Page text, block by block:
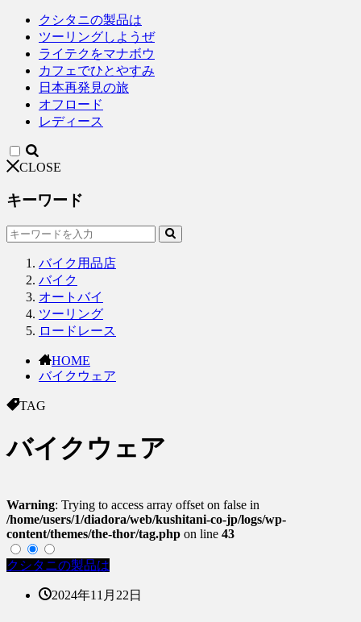
クシタニの製品は
ツーリングしようぜ
ライテクをマナボウ
カフェでひとやすみ
日本再発見の旅
オフロード
レディース
CLOSE
キーワード
バイク用品店
バイク
オートバイ
ツーリング
ロードレース
HOME
バイクウェア
TAG
バイクウェア
Warning: Trying to access array offset on false in
/home/users/1/diadora/web/kushitani-co-jp/logs/wp-
content/themes/the-thor/tag.php on line 43
クシタニの製品は
2024年11月22日